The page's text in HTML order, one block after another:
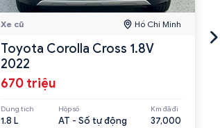
Xe cũ Hồ Chí Minh
Toyota Corolla Cross 1.8V
2022
670 triệu
Dung tích
1.8 L
Hộp số
AT - Số tự động
Km đã đi
37,000